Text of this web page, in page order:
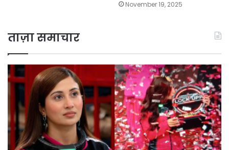
November 19, 2025
ताज़ा समाचार